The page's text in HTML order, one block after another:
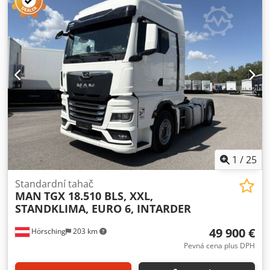
automatický
, emisní třída:Euro 6, zavěšení: vzduch
lůžek: 2, velikost přední pneumatiky: 315/60/R22,5, velikost
zadní pneumatiky:295/60/22,5 , počet míst k sezení:2,
Vybavení:ABS, centrální zamykání, klimatizace, nezávislé
topení, palubní počítač, pneumatická brzda, registrace
nákladního vozidla, spojler, tempomat, uzávěrka
diferenciálu, Iveco Stralis 460 4x2 | Mega tahač |
automatická převodovka, Euro 6 | nezávislé topení,
parkovací klimatizace | lednice, klimatizace, vyhřívaná
sedadla | multifunkční volant, tempomat | elektrická okna,
elektrická zrcátka, rádio/CD, parkovací klimatizace |
diferenciální uzávěrka | Změny, chyby v zadání a
předchozí prodej vyhrazeny. Csdjzn U Dkjpfx Am Toha1 /25
Hörsching 203 km
Standardní tahač
MAN TGX 18.510 BLS, XXL,
STANDKLIMA, EURO 6, INTARDER
49 900 €
Pevná cena plus DPH